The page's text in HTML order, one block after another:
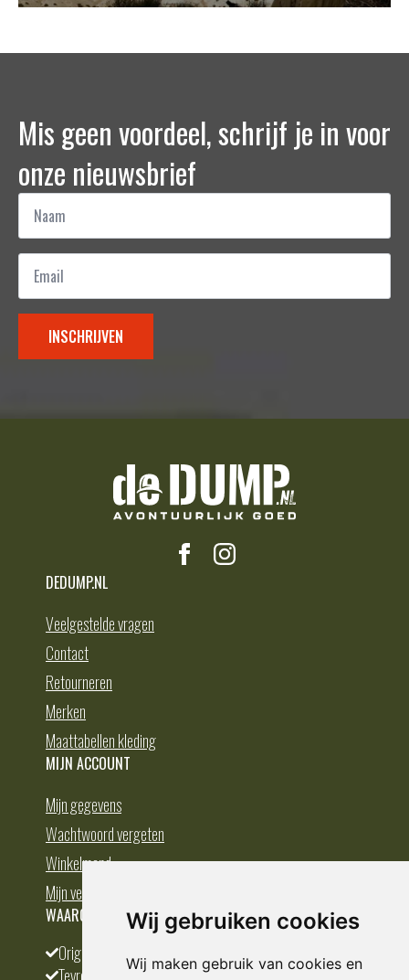
Wij gebruiken cookies
Wij maken gebruik van cookies en
Mis geen voordeel, schrijf je in voor
onze nieuwsbrief
Naam
Email
INSCHRIJVEN
DEDUMP.NL
Veelgestelde vragen
Contact
Retourneren
Merken
Maattabellen kleding
MIJN ACCOUNT
Mijn gegevens
Wachtwoord vergeten
Winkelmand
Mijn verlanglijst
WAAROM BESTELLEN BIJ DEDUMP.NL
Origineel en divers
Tevreden klanten